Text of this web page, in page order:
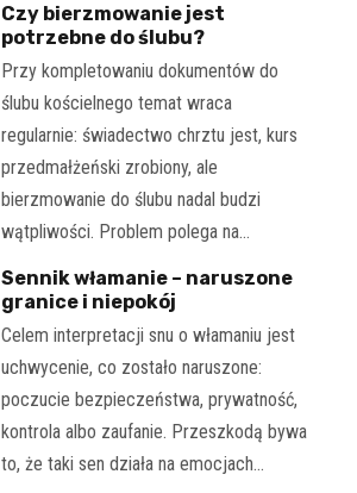
Czy bierzmowanie jest
potrzebne do ślubu?
Przy kompletowaniu dokumentów do
ślubu kościelnego temat wraca
regularnie: świadectwo chrztu jest, kurs
przedmałżeński zrobiony, ale
bierzmowanie do ślubu nadal budzi
wątpliwości. Problem polega na…
Sennik włamanie – naruszone
granice i niepokój
Celem interpretacji snu o włamaniu jest
uchwycenie, co zostało naruszone:
poczucie bezpieczeństwa, prywatność,
kontrola albo zaufanie. Przeszkodą bywa
to, że taki sen działa na emocjach…